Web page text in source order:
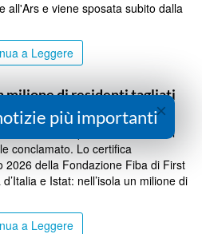
all'Ars e viene sposata subito dalla
a Leggere
milione di residenti tagliati
Sicilia non è più un fenomeno di
conclamato. Lo certifica
2026 della Fondazione Fiba di First
e Istat: nell’isola un milione di
a Leggere
×
più importanti